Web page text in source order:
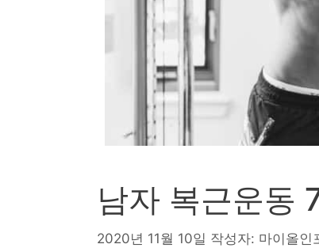
남자 복근운동
2020년 11월 10일 작성자: 마이올인